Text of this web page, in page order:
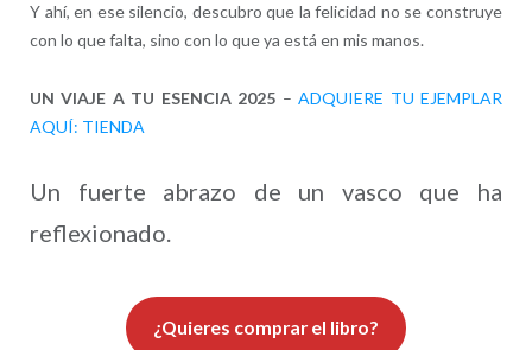
Y ahí, en ese silencio, descubro que la felicidad no se construye
con lo que falta, sino con lo que ya está en mis manos.
UN VIAJE A TU ESENCIA 2025 –ADQUIERE TU EJEMPLAR
AQUÍ: TIENDA
Un fuerte abrazo de un vasco que ha
reflexionado.
¿Quieres comprar el libro?